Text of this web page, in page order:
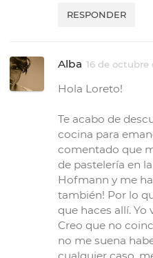
RESPONDER
Alba 16 de octubre
Hola Loreto!
Te acabo de
cocina para
comentado que
de pastelería en
Hofmann y me
también! Por lo
que haces allí. Yo
Creo que no
no me suena